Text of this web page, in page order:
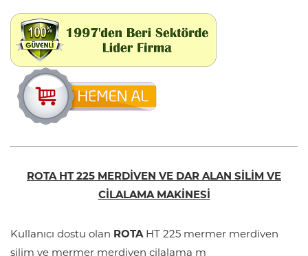
ROTA HT 225 MERDİVEN VE DAR ALAN SİLİM VE
CİLALAMA MAKİNESİ
Kullanıcı dostu olan ROTAHT 225 mermer merdiven
silim ve mermer merdiven cilalama m